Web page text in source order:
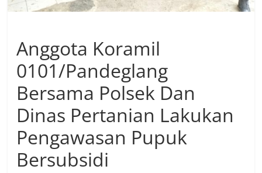
Anggota Koramil
0101/Pandeglang
Bersama Polsek Dan
Dinas Pertanian Lakukan
Pengawasan Pupuk
Bersubsidi